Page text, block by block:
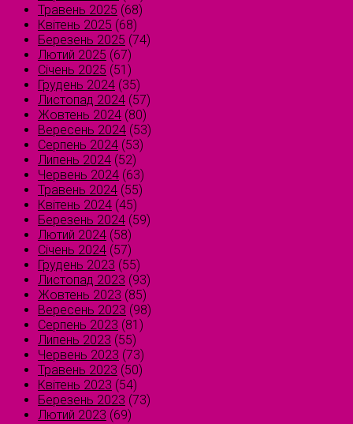
Травень 2025 (68)
Квітень 2025 (68)
Березень 2025 (74)
Лютий 2025 (67)
Січень 2025 (51)
Грудень 2024 (35)
Листопад 2024 (57)
Жовтень 2024 (80)
Вересень 2024 (53)
Серпень 2024 (53)
Липень 2024 (52)
Червень 2024 (63)
Травень 2024 (55)
Квітень 2024 (45)
Березень 2024 (59)
Лютий 2024 (58)
Січень 2024 (57)
Грудень 2023 (55)
Листопад 2023 (93)
Жовтень 2023 (85)
Вересень 2023 (98)
Серпень 2023 (81)
Липень 2023 (55)
Червень 2023 (73)
Травень 2023 (50)
Квітень 2023 (54)
Березень 2023 (73)
Лютий 2023 (69)